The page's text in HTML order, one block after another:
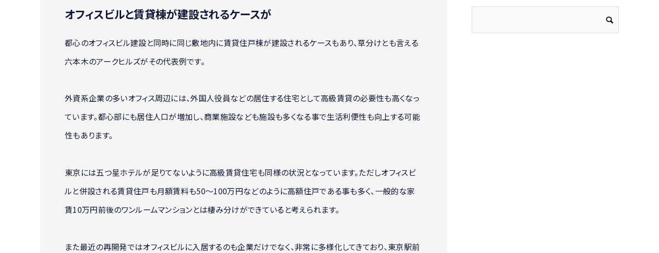
オフィスビルと賃貸棟が建設されるケースが
都心のオフィスビル建設と同時に同じ敷地内に賃貸住戸棟が建設されるケースもあり、草分けとも言える
六本木のアークヒルズがその代表例です。
外資系企業の多いオフィス周辺には、外国人役員などの居住する住宅として高級賃貸の必要性も高くなっ
ています。都心部にも居住人口が増加し、商業施設なども施設も多くなる事で生活利便性も向上する可能
性もあります。
東京には五つ星ホテルが足りてないように高級賃貸住宅も同様の状況となっています。ただしオフィスビ
ルと併設される賃貸住戸も月額賃料も50～100万円などのように高額住戸である事も多く、一般的な家
賃10万円前後のワンルームマンションとは棲み分けができていると考えられます。
また最近の再開発ではオフィスビルに入居するのも企業だけでなく、非常に多様化してきており、東京駅前